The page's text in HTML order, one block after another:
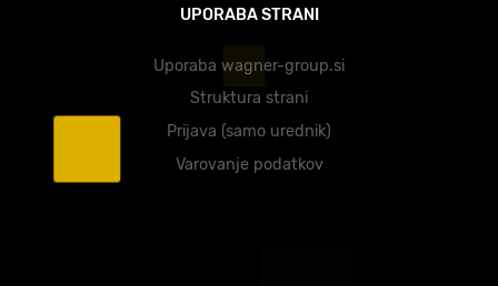
UPORABA STRANI
Uporaba wagner-group.si
Struktura strani
Prijava (samo urednik)
Varovanje podatkov